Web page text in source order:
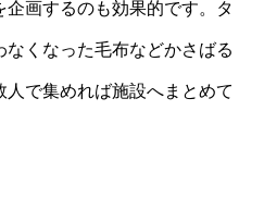
画するのも効果的です。タ
くなった毛布などかさばる
人で集めれば施設へまとめて